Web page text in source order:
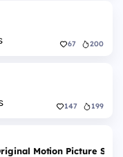
67 200
147 199
Motion Picture